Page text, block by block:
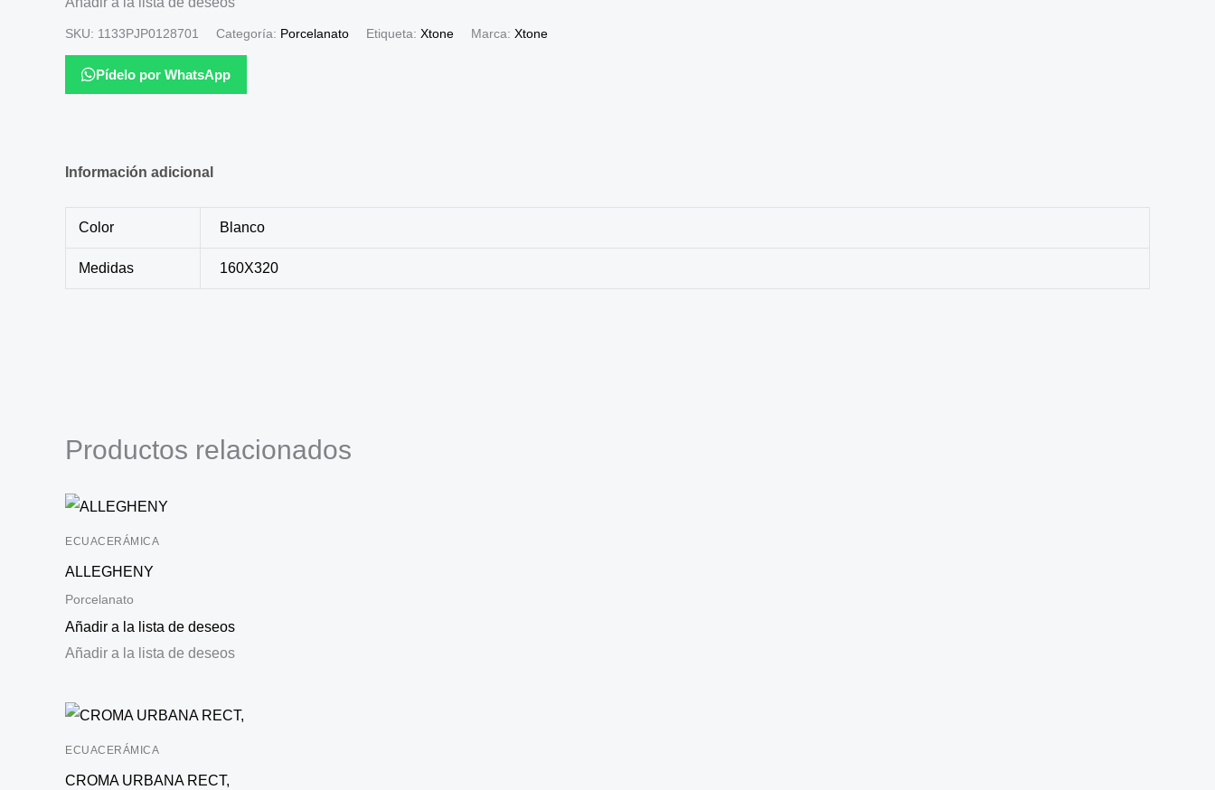
SKU: 1133PJP0128701 Categoría: Porcelanato Etiqueta: Xtone Marca: Xtone
Pídelo por WhatsApp
Información adicional
Color Blanco
Medidas 160X320
Productos relacionados
ECUACERÁMICA
ALLEGHENY
Porcelanato
Añadir a la lista de deseos
Añadir a la lista de deseos
ECUACERÁMICA
CROMA URBANA RECT,